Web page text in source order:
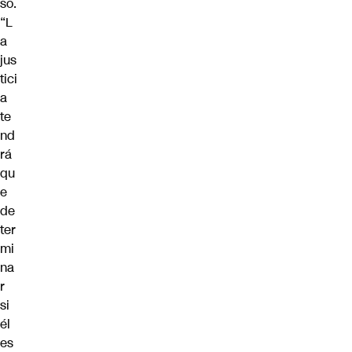
“L
a
jus
tici
a
te
nd
rá
qu
e
de
ter
mi
na
r
si
él
es